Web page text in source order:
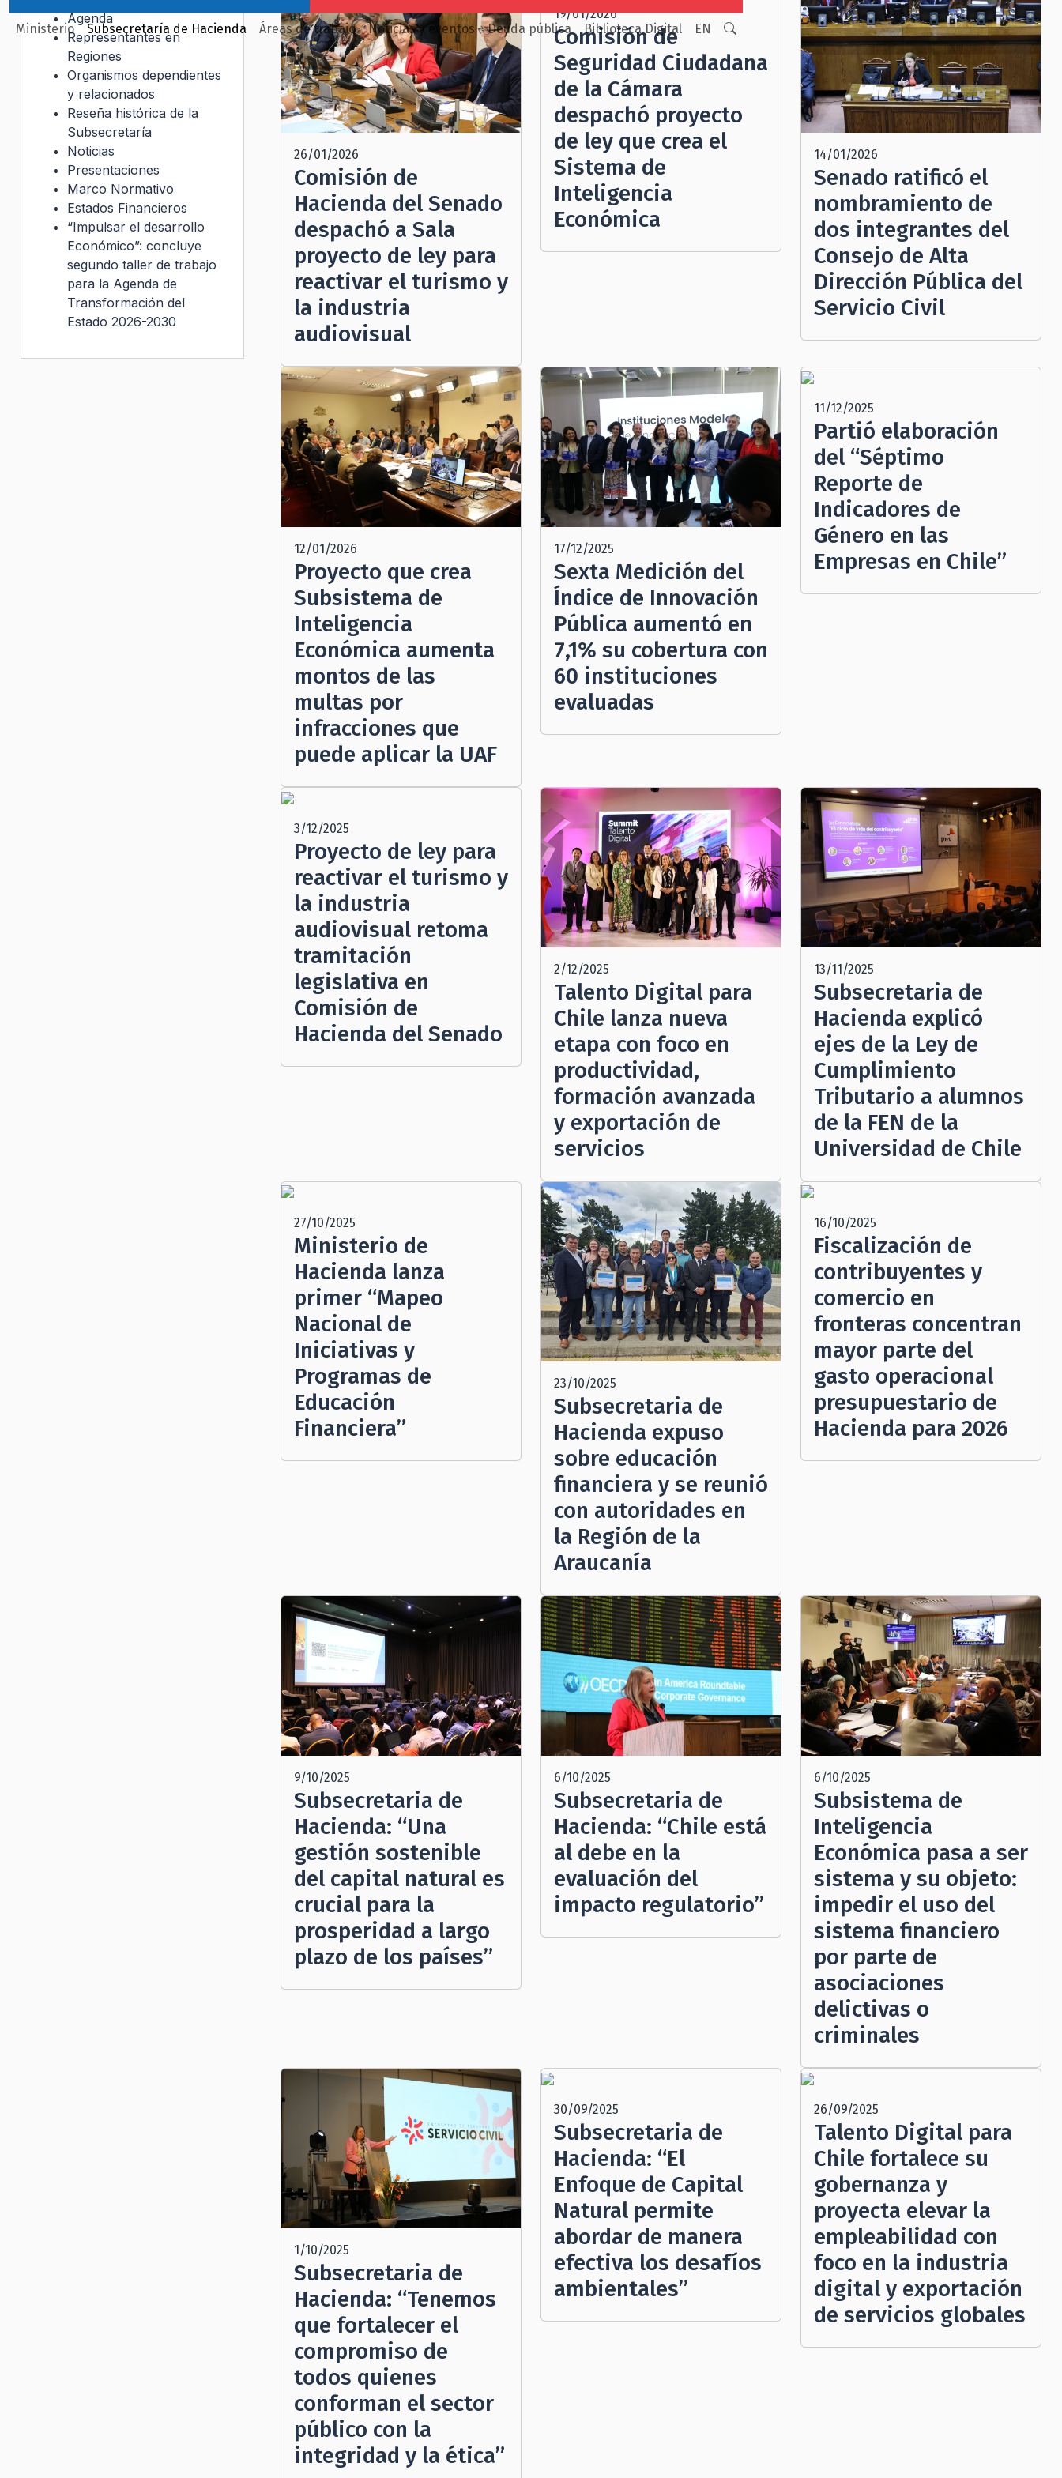
Ministerio Subsecretaría de Hacienda Áreas de trabajo Noticias y eventos Deuda pública Biblioteca Digital EN
26/01/2026
Comisión de
Hacienda del Senado
despachó a Sala
proyecto de ley para
reactivar el turismo y
la industria
audiovisual
19/01/2026
Comisión de
Seguridad Ciudadana
de la Cámara
despachó proyecto
de ley que crea el
Sistema de
Inteligencia
Económica
14/01/2026
Senado ratificó el
nombramiento de
dos integrantes del
Consejo de Alta
Dirección Pública del
Servicio Civil
12/01/2026
Proyecto que crea
Subsistema de
Inteligencia
Económica aumenta
montos de las
multas por
infracciones que
puede aplicar la UAF
17/12/2025
Sexta Medición del
Índice de Innovación
Pública aumentó en
7,1% su cobertura con
60 instituciones
evaluadas
11/12/2025
Partió elaboración
del “Séptimo
Reporte de
Indicadores de
Género en las
Empresas en Chile”
3/12/2025
Proyecto de ley para
reactivar el turismo y
la industria
audiovisual retoma
tramitación
legislativa en
Comisión de
Hacienda del Senado
2/12/2025
Talento Digital para
Chile lanza nueva
etapa con foco en
productividad,
formación avanzada
y exportación de
servicios
13/11/2025
Subsecretaria de
Hacienda explicó
ejes de la Ley de
Cumplimiento
Tributario a alumnos
de la FEN de la
Universidad de Chile
27/10/2025
Ministerio de
Hacienda lanza
primer “Mapeo
Nacional de
Iniciativas y
Programas de
Educación
Financiera”
23/10/2025
Subsecretaria de
Hacienda expuso
sobre educación
financiera y se reunió
con autoridades en
la Región de la
Araucanía
16/10/2025
Fiscalización de
contribuyentes y
comercio en
fronteras concentran
mayor parte del
gasto operacional
presupuestario de
Hacienda para 2026
9/10/2025
Subsecretaria de
Hacienda: “Una
gestión sostenible
del capital natural es
crucial para la
prosperidad a largo
plazo de los países”
6/10/2025
Subsecretaria de
Hacienda: “Chile está
al debe en la
evaluación del
impacto regulatorio”
6/10/2025
Subsistema de
Inteligencia
Económica pasa a ser
sistema y su objeto:
impedir el uso del
sistema financiero
por parte de
asociaciones
delictivas o
criminales
1/10/2025
Subsecretaria de
Hacienda: “Tenemos
que fortalecer el
compromiso de
todos quienes
conforman el sector
público con la
integridad y la ética”
30/09/2025
Subsecretaria de
Hacienda: “El
Enfoque de Capital
Natural permite
abordar de manera
efectiva los desafíos
ambientales”
26/09/2025
Talento Digital para
Chile fortalece su
gobernanza y
proyecta elevar la
empleabilidad con
foco en la industria
digital y exportación
de servicios globales
Agenda
Representantes en
Regiones
Organismos dependientes
y relacionados
Reseña histórica de la
Subsecretaría
Noticias
Presentaciones
Marco Normativo
Estados Financieros
“Impulsar el desarrollo
Económico”: concluye
segundo taller de trabajo
para la Agenda de
Transformación del
Estado 2026-2030